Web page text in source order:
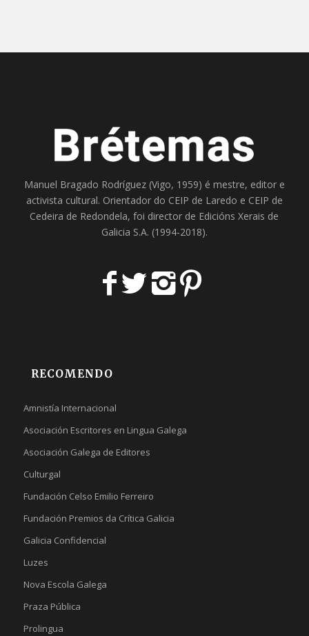
Manuel Bragado Rodríguez (Vigo, 1959) é mestre, editor e
activista cultural. Orientador do CEIP de Laredo e CEIP de
Cedeira de Redondela, foi director de Edicións Xerais de
Galicia S.A. (1994-2018).
RECOMENDO
Amnistía Internacional
Asociación Escritores en Lingua Galega
Asociación Galega de Editores
Culturgal
Fundación Celso Emilio Ferreiro
Fundación Premios da Crítica Galicia
Galicia Confidencial
Luzes
Nova Escola Galega
Praza Pública
Prolingua